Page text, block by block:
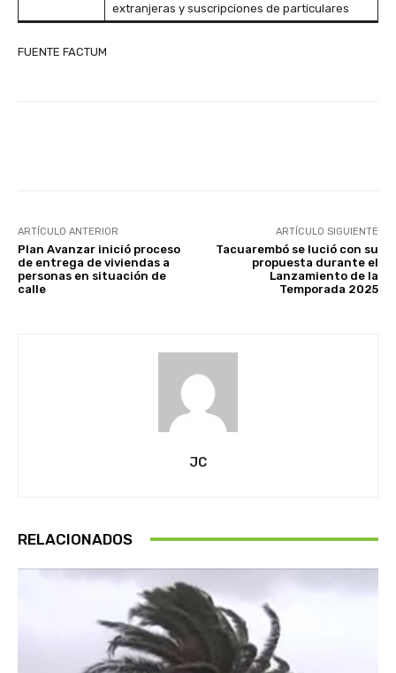
extranjeras y suscripciones de particulares
FUENTE FACTUM
ARTÍCULO ANTERIOR
Plan Avanzar inició proceso
de entrega de viviendas a
personas en situación de
calle
ARTÍCULO SIGUIENTE
Tacuarembó se lució con su
propuesta durante el
Lanzamiento de la
Temporada 2025
JC
RELACIONADOS